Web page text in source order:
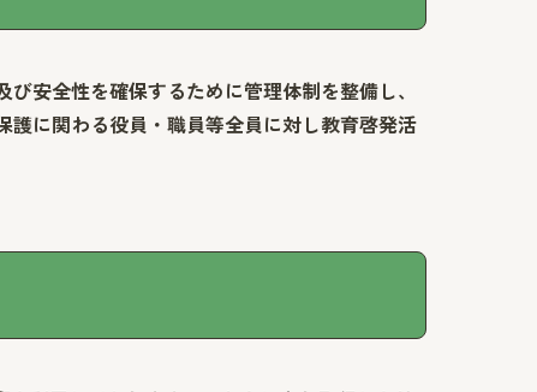
安全性を確保するために管理体制を整備し、
に関わる役員・職員等全員に対し教育啓発活